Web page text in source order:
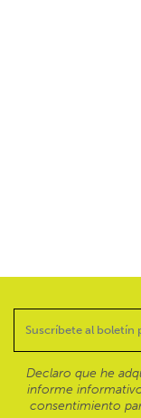
Declaro que he
informe
consentimiento